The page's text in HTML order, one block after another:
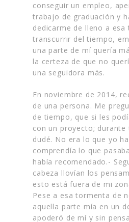
conseguir un empleo,
trabajo de graduación y
dedicarme de lleno a esa
transcurrir del tiempo,
una parte de mí quería
la certeza de que no
una seguidora más.
En noviembre de 2014,
de una persona. Me
de tiempo, que si les
con un proyecto; durante
dudé. No era lo que yo
comprendía lo que
había recomendado.-
cabeza llovían los
esto está fuera de mi
Pese a esa tormenta de
aquella parte mía en un
apoderó de mí y sin